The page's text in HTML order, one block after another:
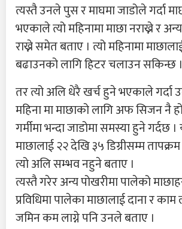
त्यस्तै उनले पुस र माघमा जाडोले गर्दा
भएकाले त्यो महिनामा माछा नराख्ने र
राख्ने समेत बताए । त्यो महिनामा
बढाउनको लागि हिटर चलाउन सकिन्छ ।
तर त्यो अलि धेरै खर्च हुने भएकाले गर्दा
महिना मा माछाको लागि अफ सिजन नै
गर्मीमा भन्दा जाडोमा समस्या हुने गर्दछ ।
माछालाई २२ देखि ३५ डिग्रीसम्म
त्यो अलि सम्भव नहुने बताए ।
त्यस्तै गरेर अन्य पोखरीमा पालेको
प्रविधिमा पालेका माछालाई दाना र काम
जमिन कम लाग्ने पनि उनले बताए ।